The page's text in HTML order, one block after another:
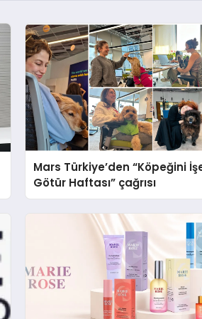
Mars Türkiye’den “Köpeğini
Götür Haftası” çağrısı